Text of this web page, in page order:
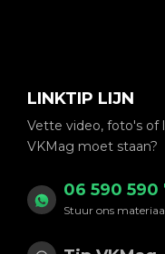
LINKTIP LIJN
Vette video, foto's of
VKMag moet staan?
06 590 590
Stuur ons